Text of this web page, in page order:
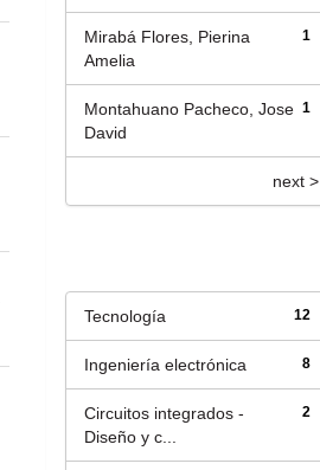
1
Mirabá Flores, Pierina
Amelia
1
Montahuano Pacheco, Jose
David
next >
12
Tecnología
8
Ingeniería electrónica
2
Circuitos integrados -
Diseño y c...